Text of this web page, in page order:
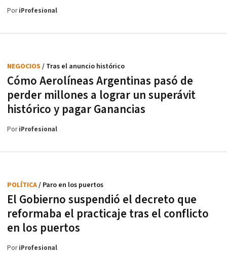
PoriProfesional
Cómo Aerolíneas Argentinas pasó de
perder millones a lograr un superávit
histórico y pagar Ganancias
NEGOCIOS / Tras el anuncio histórico
PoriProfesional
El Gobierno suspendió el decreto que
reformaba el practicaje tras el conflicto
en los puertos
POLÍTICA/ Paro en los puertos
PoriProfesional